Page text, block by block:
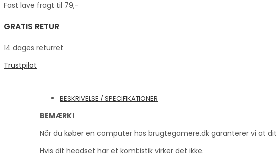
Fast lave fragt til 79,-
GRATIS RETUR
14 dages returret
Trustpilot
BESKRIVELSE / SPECIFIKATIONER
BEMÆRK!
Når du køber en computer hos brugtegamere.dk garanterer vi at
Hvis dit headset har et kombistik virker det ikke.